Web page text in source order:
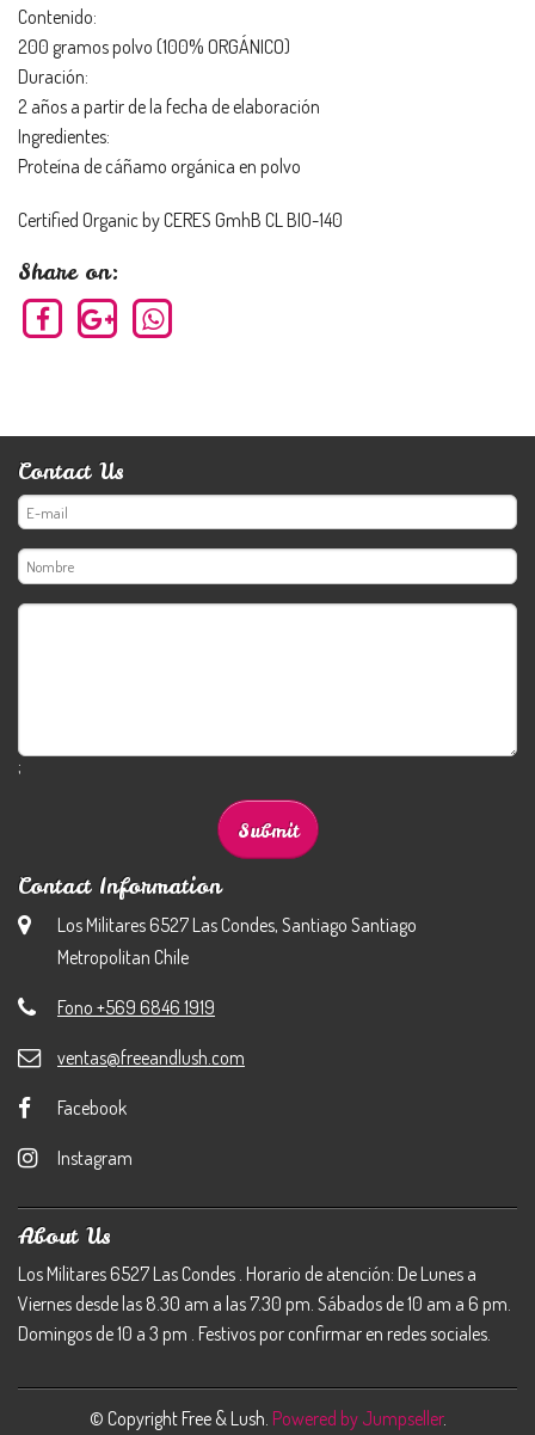
Contenido:
200 gramos polvo (100% ORGÁNICO)
Duración:
2 años a partir de la fecha de elaboración
Ingredientes:
Proteína de cáñamo orgánica en polvo
Certified Organic by CERES GmhB CL BIO-140
Share on:
Contact Us
;
Contact Information
Los Militares 6527 Las Condes, Santiago Santiago
Metropolitan Chile
Fono +569 6846 1919
ventas@freeandlush.com
Facebook
Instagram
About Us
Los Militares 6527 Las Condes . Horario de atención: De Lunes a
Viernes desde las 8.30 am a las 7.30 pm. Sábados de 10 am a 6 pm.
Domingos de 10 a 3 pm . Festivos por confirmar en redes sociales.
© Copyright Free & Lush. Powered by Jumpseller.